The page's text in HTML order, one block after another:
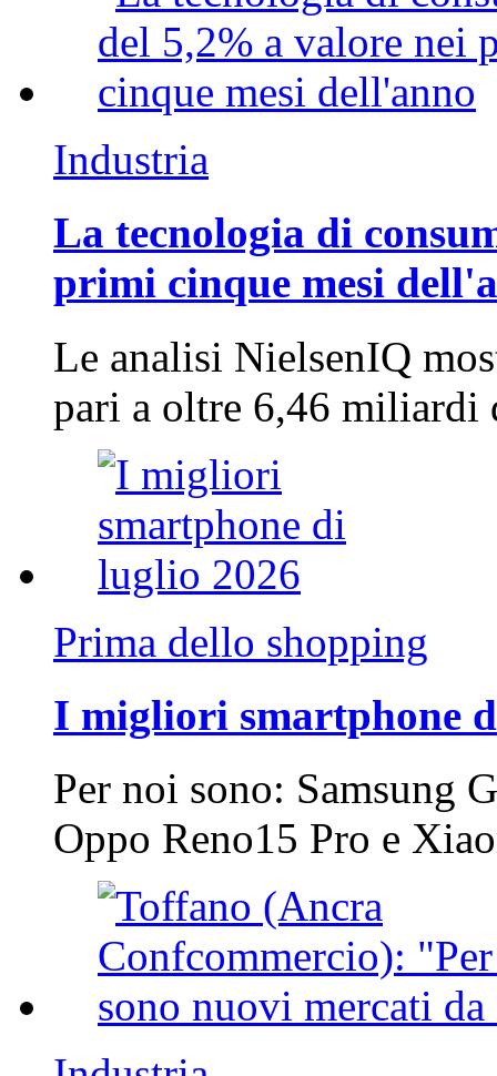
Industria
La tecnologia di
primi cinque mesi
Le analisi NielsenIQ
pari a oltre 6,46
Prima dello shopping
I migliori smartphone
Per noi sono: Samsung
Oppo Reno15 Pro e